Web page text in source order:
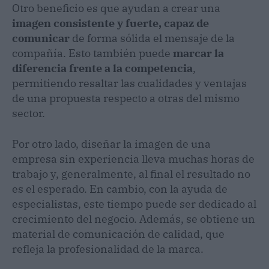
Otro beneficio es que ayudan a crear una
imagen consistente y fuerte, capaz de
comunicar de forma sólida el mensaje de la
compañía. Esto también puede marcar la
diferencia frente a la competencia,
permitiendo resaltar las cualidades y ventajas
de una propuesta respecto a otras del mismo
sector.
Por otro lado, diseñar la imagen de una
empresa sin experiencia lleva muchas horas de
trabajo y, generalmente, al final el resultado no
es el esperado. En cambio, con la ayuda de
especialistas, este tiempo puede ser dedicado al
crecimiento del negocio. Además, se obtiene un
material de comunicación de calidad, que
refleja la profesionalidad de la marca.